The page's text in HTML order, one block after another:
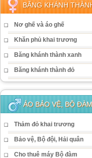
BĂNG KHÁNH
Nơ ghế và áo ghế
Khăn phủ khai trương
Băng khánh thành xanh
Băng khánh thành đỏ
ÁO BẢO VỆ, BỘ ĐÀM
Thảm đỏ khai trương
Bảo vệ, Bộ đội, Hải quân
Cho thuê máy Bộ đàm